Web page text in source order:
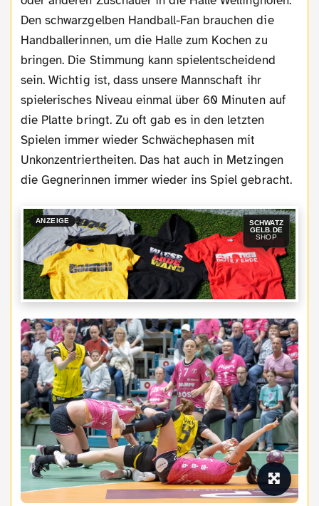
Den schwarzgelben Handball-Fan brauchen die
Handballerinnen, um die Halle zum Kochen zu
bringen. Die Stimmung kann spielentscheidend
sein. Wichtig ist, dass unsere Mannschaft ihr
spielerisches Niveau einmal über 60 Minuten auf
die Platte bringt. Zu oft gab es in den letzten
Spielen immer wieder Schwächephasen mit
Unkonzentriertheiten. Das hat auch in Metzingen
die Gegnerinnen immer wieder ins Spiel gebracht.
ANZEIGE
SCHWATZ
GELB.DE
SHOP